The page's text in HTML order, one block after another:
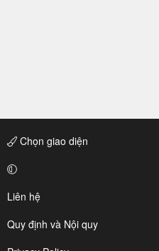
Chọn giao diện
Liên hệ
Quy định và Nội quy